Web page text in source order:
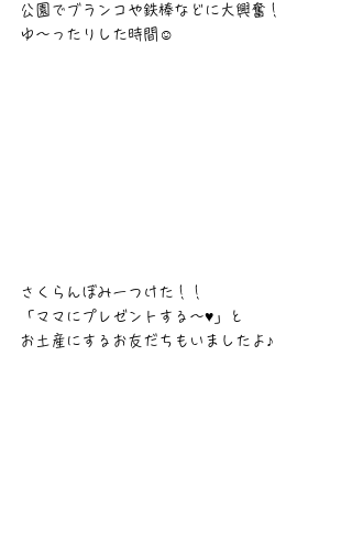
公園でブランコや鉄棒などに大興奮！
ゆ〜ったりした時間☺
さくらんぼみーつけた！！
「ママにプレゼントする～♥」と
お土産にするお友だちもいましたよ♪